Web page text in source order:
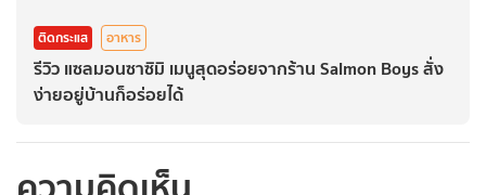
ติดกระแส อาหาร
รีวิว แซลมอนซาซิมิ เมนูสุดอร่อยจากร้าน Salmon Boys สั่ง
ง่ายอยู่บ้านก็อร่อยได้